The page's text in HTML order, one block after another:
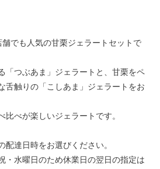
でも人気の甘栗ジェラートセットで
「つぶあま」ジェラートと、甘栗をペ
舌触りの「こしあま」ジェラートをお
比べが楽しいジェラートです。
配達日時をお選びください。
・水曜日のため休業日の翌日の指定は